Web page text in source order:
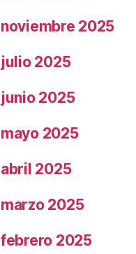
noviembre 2025
julio 2025
junio 2025
mayo 2025
abril 2025
marzo 2025
febrero 2025